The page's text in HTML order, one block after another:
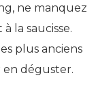
ne manquez
la saucisse.
plus anciens
en déguster.